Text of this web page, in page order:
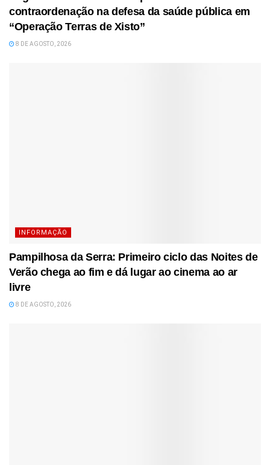
contraordenação na defesa da saúde pública em
“Operação Terras de Xisto”
8 DE AGOSTO, 2026
INFORMAÇÃO
Pampilhosa da Serra: Primeiro ciclo das Noites de
Verão chega ao fim e dá lugar ao cinema ao ar
livre
8 DE AGOSTO, 2026